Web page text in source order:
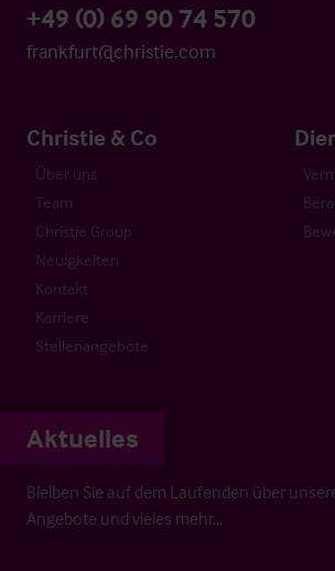
+49 (0) 69 90 74 570
frankfurt@christie.com
Christie & Co
Über uns
Team
Christie Group
Neuigkeiten
Kontakt
Karriere
Stellenangebote
Aktuelles
Bleiben Sie auf dem Laufenden über
Angebote und vieles mehr…